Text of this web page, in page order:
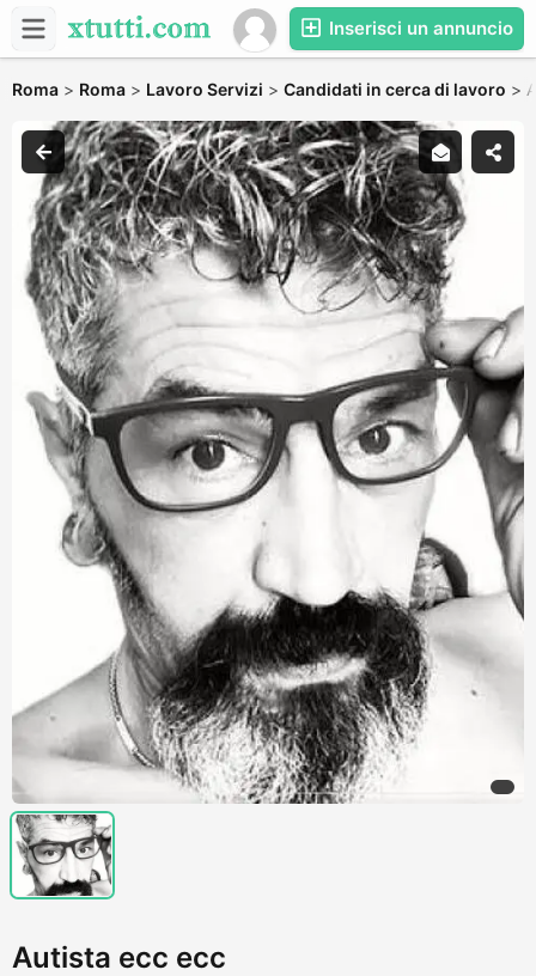
Inserisci un annuncio
Roma > Roma > Lavoro Servizi > Candidati in cerca di lavoro >
Autista ecc ecc